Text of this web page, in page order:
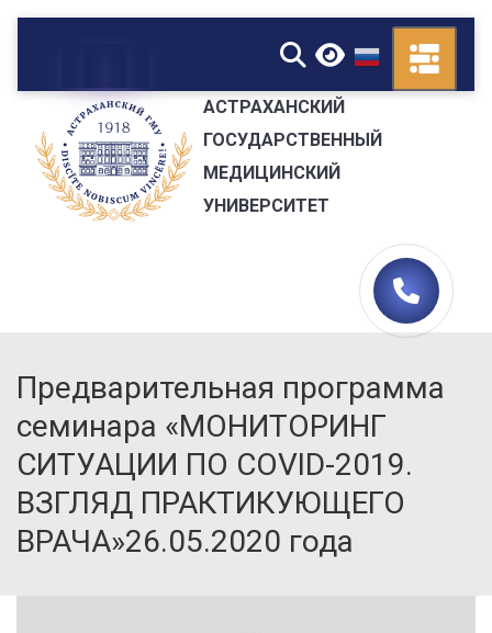
▼
АСТРАХАНСКИЙ
ГОСУДАРСТВЕННЫЙ
МЕДИЦИНСКИЙ
УНИВЕРСИТЕТ
Предварительная программа
семинара «МОНИТОРИНГ
СИТУАЦИИ ПО COVID-2019.
ВЗГЛЯД ПРАКТИКУЮЩЕГО
ВРАЧА»26.05.2020 года